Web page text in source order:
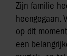
Zijn familie
heengegaan.
op dit
een